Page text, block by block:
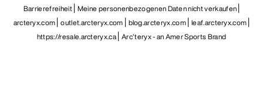
Barrierefreiheit Meine personenbezogenen Daten nicht verkaufen
arcteryx.com outlet.arcteryx.com blog.arcteryx.com leaf.arcteryx.com
https://resale.arcteryx.ca Arc'teryx - an Amer Sports Brand